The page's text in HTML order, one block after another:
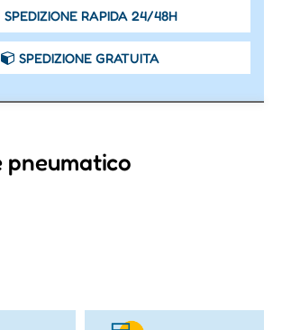
SPEDIZIONE RAPIDA 24/48H
SPEDIZIONE GRATUITA
pneumatico